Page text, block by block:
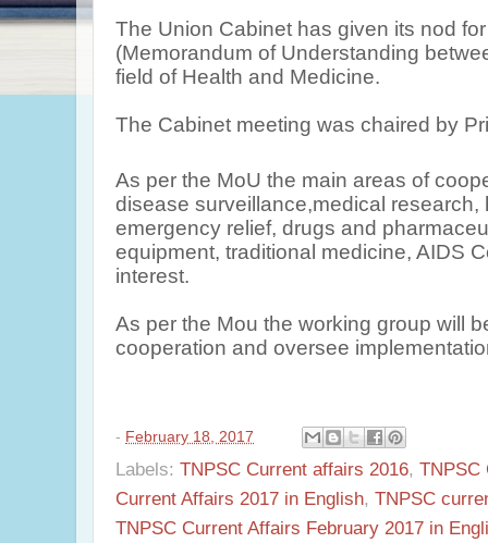
The Union Cabinet has given its nod
(Memorandum of Understanding
field of Health and Medicine.
The Cabinet meeting was chaired by
As per the MoU the main areas of
disease surveillance,medical research,
emergency relief, drugs and
equipment, traditional medicine, AIDS
interest.
As per the Mou the working group will
cooperation and oversee
- February 18, 2017
Labels: TNPSC Current affairs 2016, TNPSC
Current Affairs 2017 in English, TNPSC
TNPSC Current Affairs February 2017 in